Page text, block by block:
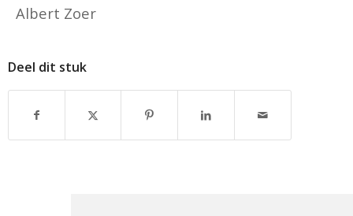
Albert Zoer
Deel dit stuk